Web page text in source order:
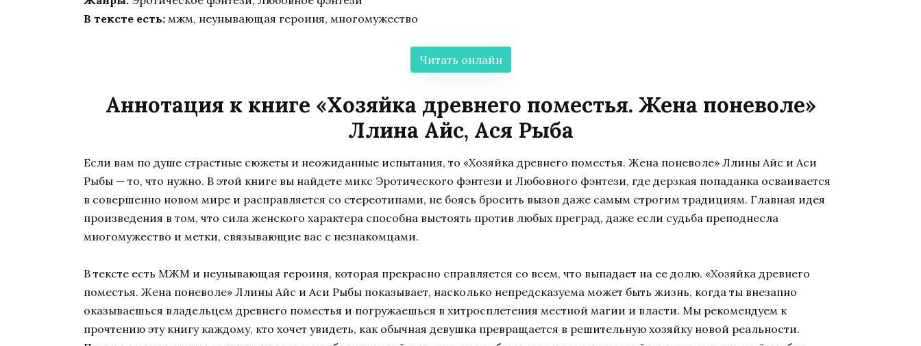
В тексте есть: мжм, неунывающая героиня, многомужество
Читать онлайн
Аннотация к книге «Хозяйка древнего поместья. Жена поневоле»
Ллина Айс, Ася Рыба
Если вам по душе страстные сюжеты и неожиданные испытания, то «Хозяйка древнего поместья. Жена поневоле» Ллины Айс и Аси
Рыбы — то, что нужно. В этой книге вы найдете микс Эротического фэнтези и Любовного фэнтези, где дерзкая попаданка осваивается
в совершенно новом мире и расправляется со стереотипами, не боясь бросить вызов даже самым строгим традициям. Главная идея
произведения в том, что сила женского характера способна выстоять против любых преград, даже если судьба преподнесла
многомужество и метки, связывающие вас с незнакомцами.
В тексте есть MЖM и неунывающая героиня, которая прекрасно справляется со всем, что выпадает на ее долю. «Хозяйка древнего
поместья. Жена поневоле» Ллины Айс и Аси Рыбы показывает, насколько непредсказуема может быть жизнь, когда ты внезапно
оказываешься владельцем древнего поместья и погружаешься в хитросплетения местной магии и власти. Мы рекомендуем к
прочтению эту книгу каждому, кто хочет увидеть, как обычная девушка превращается в решительную хозяйку новой реальности.